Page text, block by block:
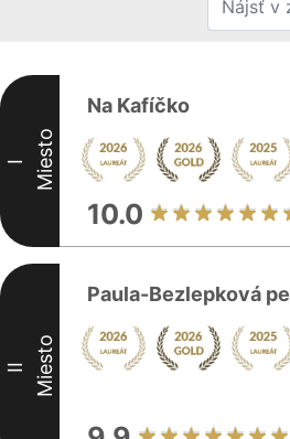
I Miesto
Na Kafíčko
10.0
II Miesto
Paula-Bezlepková